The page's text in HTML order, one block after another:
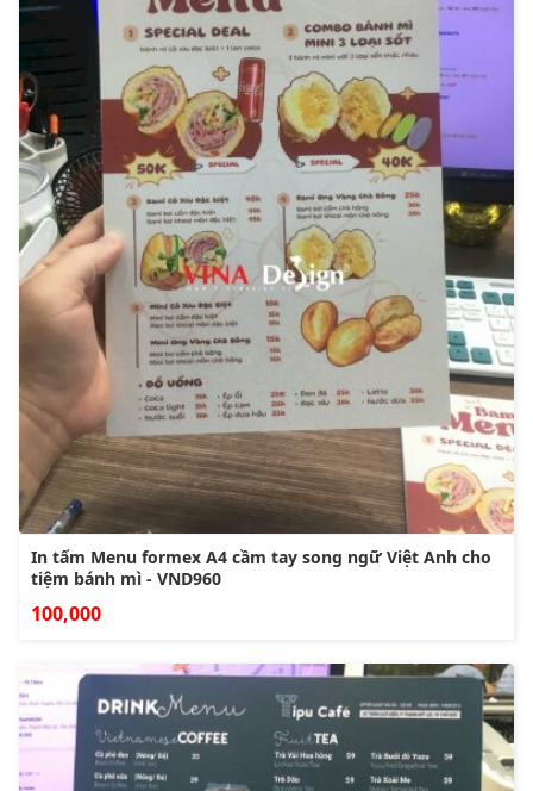
In tấm Menu formex A4 cầm tay song ngữ Việt Anh cho
tiệm bánh mì - VND960
100,000